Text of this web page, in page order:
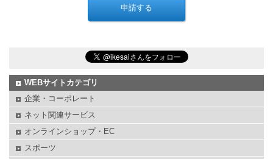
WEBサイトカテゴリ
企業・コーポレート
ネット関連サービス
オンラインショップ・EC
スポーツ